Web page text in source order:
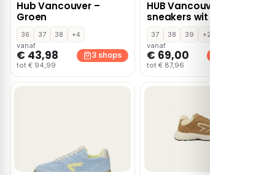
Hub Vancouver –
Groen
36 37 38
+4
vanaf
€ 43,98
tot € 94,99
3 shops
HUB Vancouver leren
sneakers wit
37 38 39
+2
vanaf
€ 69,00
tot € 87,96